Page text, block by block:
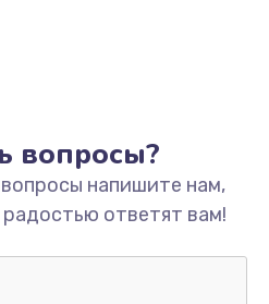
вопросы?
напишите нам,
ответят вам!